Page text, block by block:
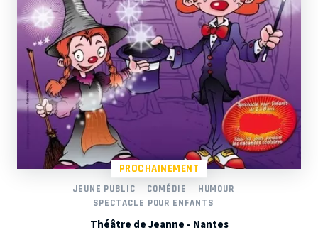
PROCHAINEMENT
JEUNE PUBLIC COMÉDIE
HUMOUR
SPECTACLE POUR ENFANTS
Théâtre de Jeanne - Nantes